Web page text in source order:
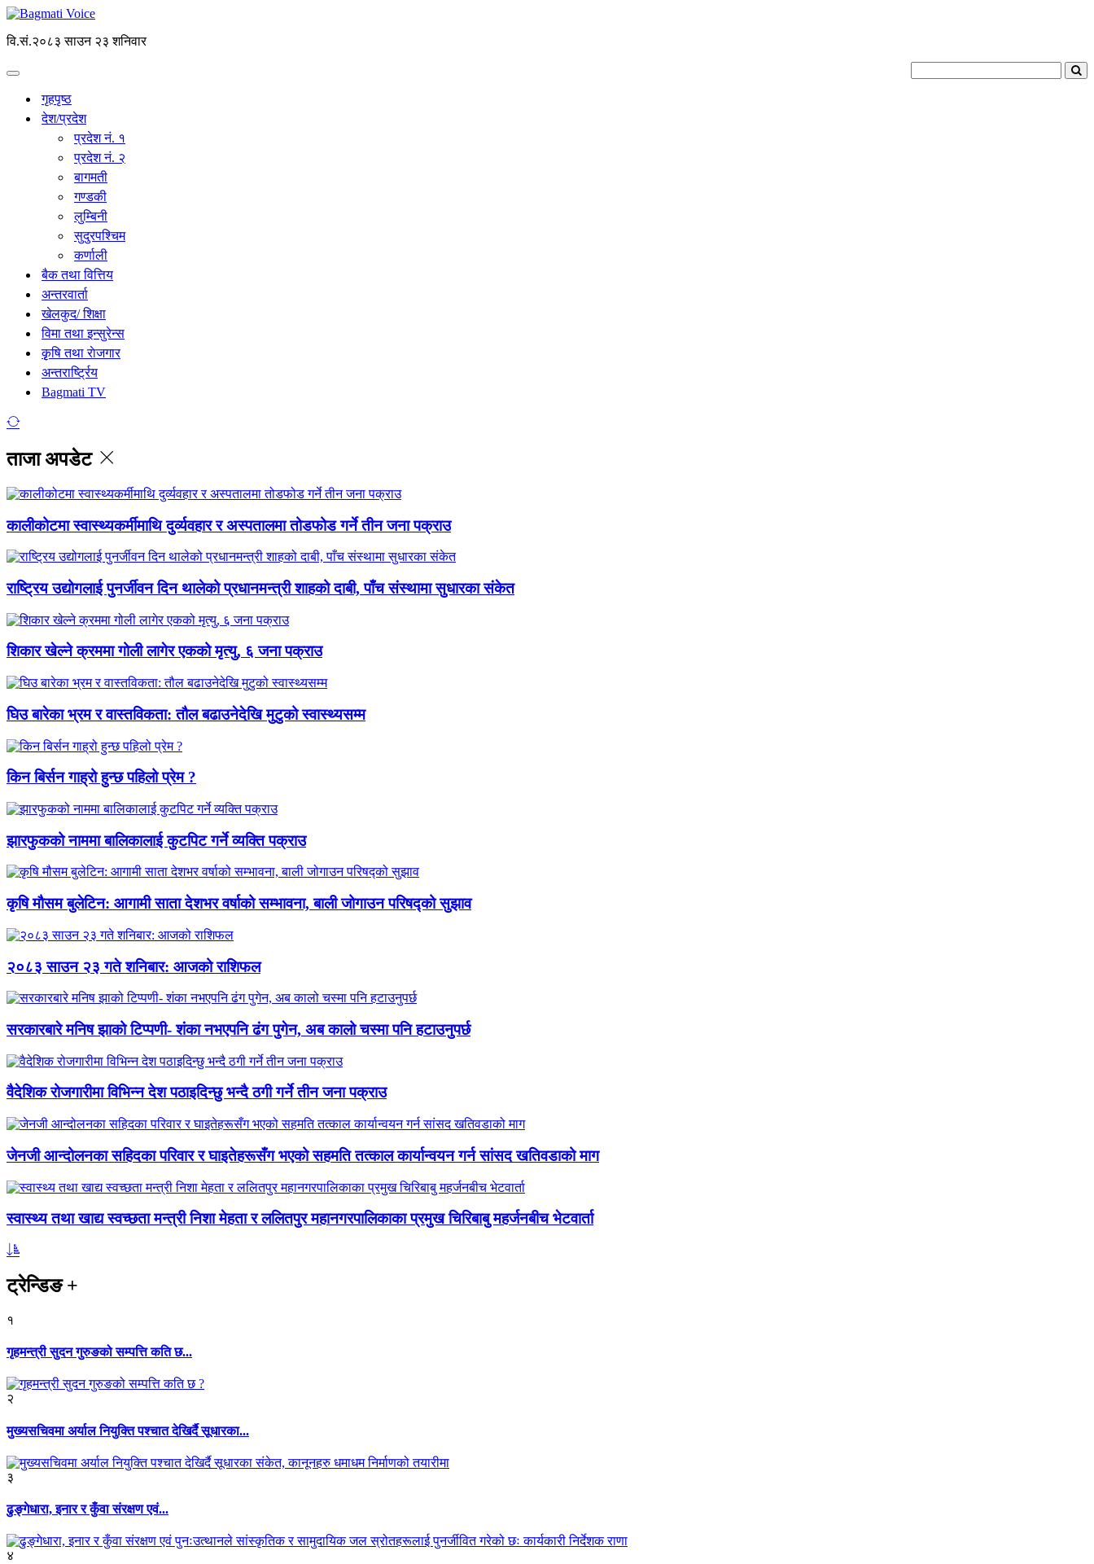
वि.सं.२०८३ साउन २३ शनिवार
गृहपृष्ठ
देश/प्रदेश
प्रदेश नं. १
प्रदेश नं. २
बागमती
गण्डकी
लुम्बिनी
सुदुरपश्चिम
कर्णाली
बैक तथा वित्तिय
अन्तरवार्ता
खेलकुद/ शिक्षा
विमा तथा इन्सुरेन्स
कृृषि तथा राेजगार
अन्तरार्ष्ट्रिय
Bagmati TV
ताजा अपडेट
कालीकोटमा स्वास्थ्यकर्मीमाथि दुर्व्यवहार र अस्पतालमा तोडफोड गर्ने तीन जना पक्राउ
राष्ट्रिय उद्योगलाई पुनर्जीवन दिन थालेको प्रधानमन्त्री शाहको दाबी, पाँच संस्थामा सुधारका संकेत
शिकार खेल्ने क्रममा गोली लागेर एकको मृत्यु, ६ जना पक्राउ
घिउ बारेका भ्रम र वास्तविकता: तौल बढाउनेदेखि मुटुको स्वास्थ्यसम्म
किन बिर्सन गाह्रो हुन्छ पहिलो प्रेम ?
झारफुकको नाममा बालिकालाई कुटपिट गर्ने व्यक्ति पक्राउ
कृषि मौसम बुलेटिन: आगामी साता देशभर वर्षाको सम्भावना, बाली जोगाउन परिषद्को सुझाव
२०८३ साउन २३ गते शनिबार: आजको राशिफल
सरकारबारे मनिष झाको टिप्पणी- शंका नभएपनि ढंग पुगेन, अब कालो चस्मा पनि हटाउनुपर्छ
वैदेशिक रोजगारीमा विभिन्न देश पठाइदिन्छु भन्दै ठगी गर्ने तीन जना पक्राउ
जेनजी आन्दोलनका सहिदका परिवार र घाइतेहरूसँग भएको सहमति तत्काल कार्यान्वयन गर्न सांसद खतिवडाको माग
स्वास्थ्य तथा खाद्य स्वच्छता मन्त्री निशा मेहता र ललितपुर महानगरपालिकाका प्रमुख चिरिबाबु महर्जनबीच भेटवार्ता
ट्रेन्डिङ+
१
गृहमन्त्री सुदन गुरुङको सम्पत्ति कति छ...
२
मुख्यसचिवमा अर्याल नियुक्ति पश्चात देखिर्दै सूधारका...
३
ढुङ्गेधारा, इनार र कुँवा संरक्षण एवं...
४